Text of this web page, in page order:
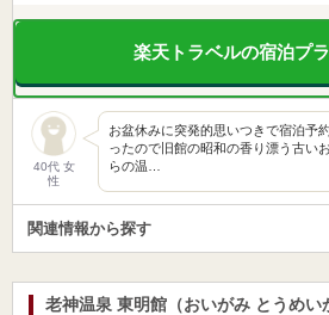
楽天トラベルの宿泊プ
40代 女
性
お盆休みに突発的思いつきで宿泊予
ったので旧館の昭和の香り漂う古い
らの温…
関連情報から探す
老神温泉 東明館（おいがみ とうめい